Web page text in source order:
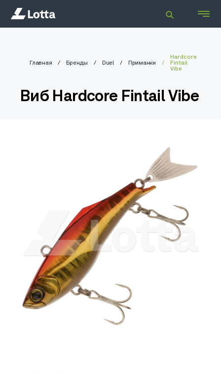
Главная Бренды Duel Приманки
Hardcore
Fintail
Vibe
Виб Hardcore Fintail Vibe